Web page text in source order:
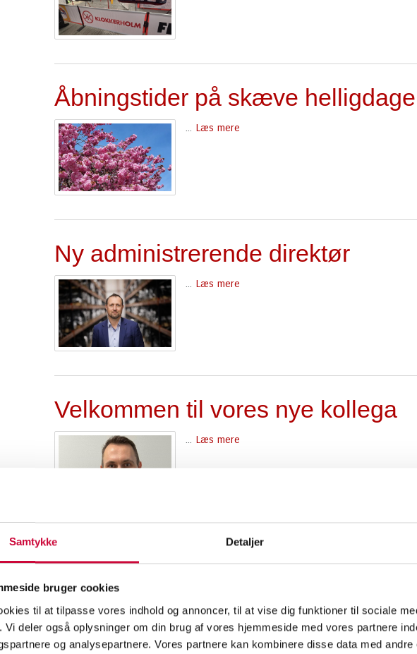
Samtykke Detaljer
bruger cookies
til at tilpasse vores indhold og annoncer, til at vise dig funktioner til sociale
Vi deler også oplysninger om din brug af vores hjemmeside med vores partnere
og analysepartnere. Vores partnere kan kombinere disse data med
Åbningstider på skæve helligdage
... Læs mere
Ny administrerende direktør
... Læs mere
Velkommen til vores nye kollega
... Læs mere
Automässan 2026